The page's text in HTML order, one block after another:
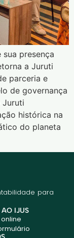
presença
a Juruti
parceria e
de governança
Juruti
histórica na
do planeta
para
IJUS